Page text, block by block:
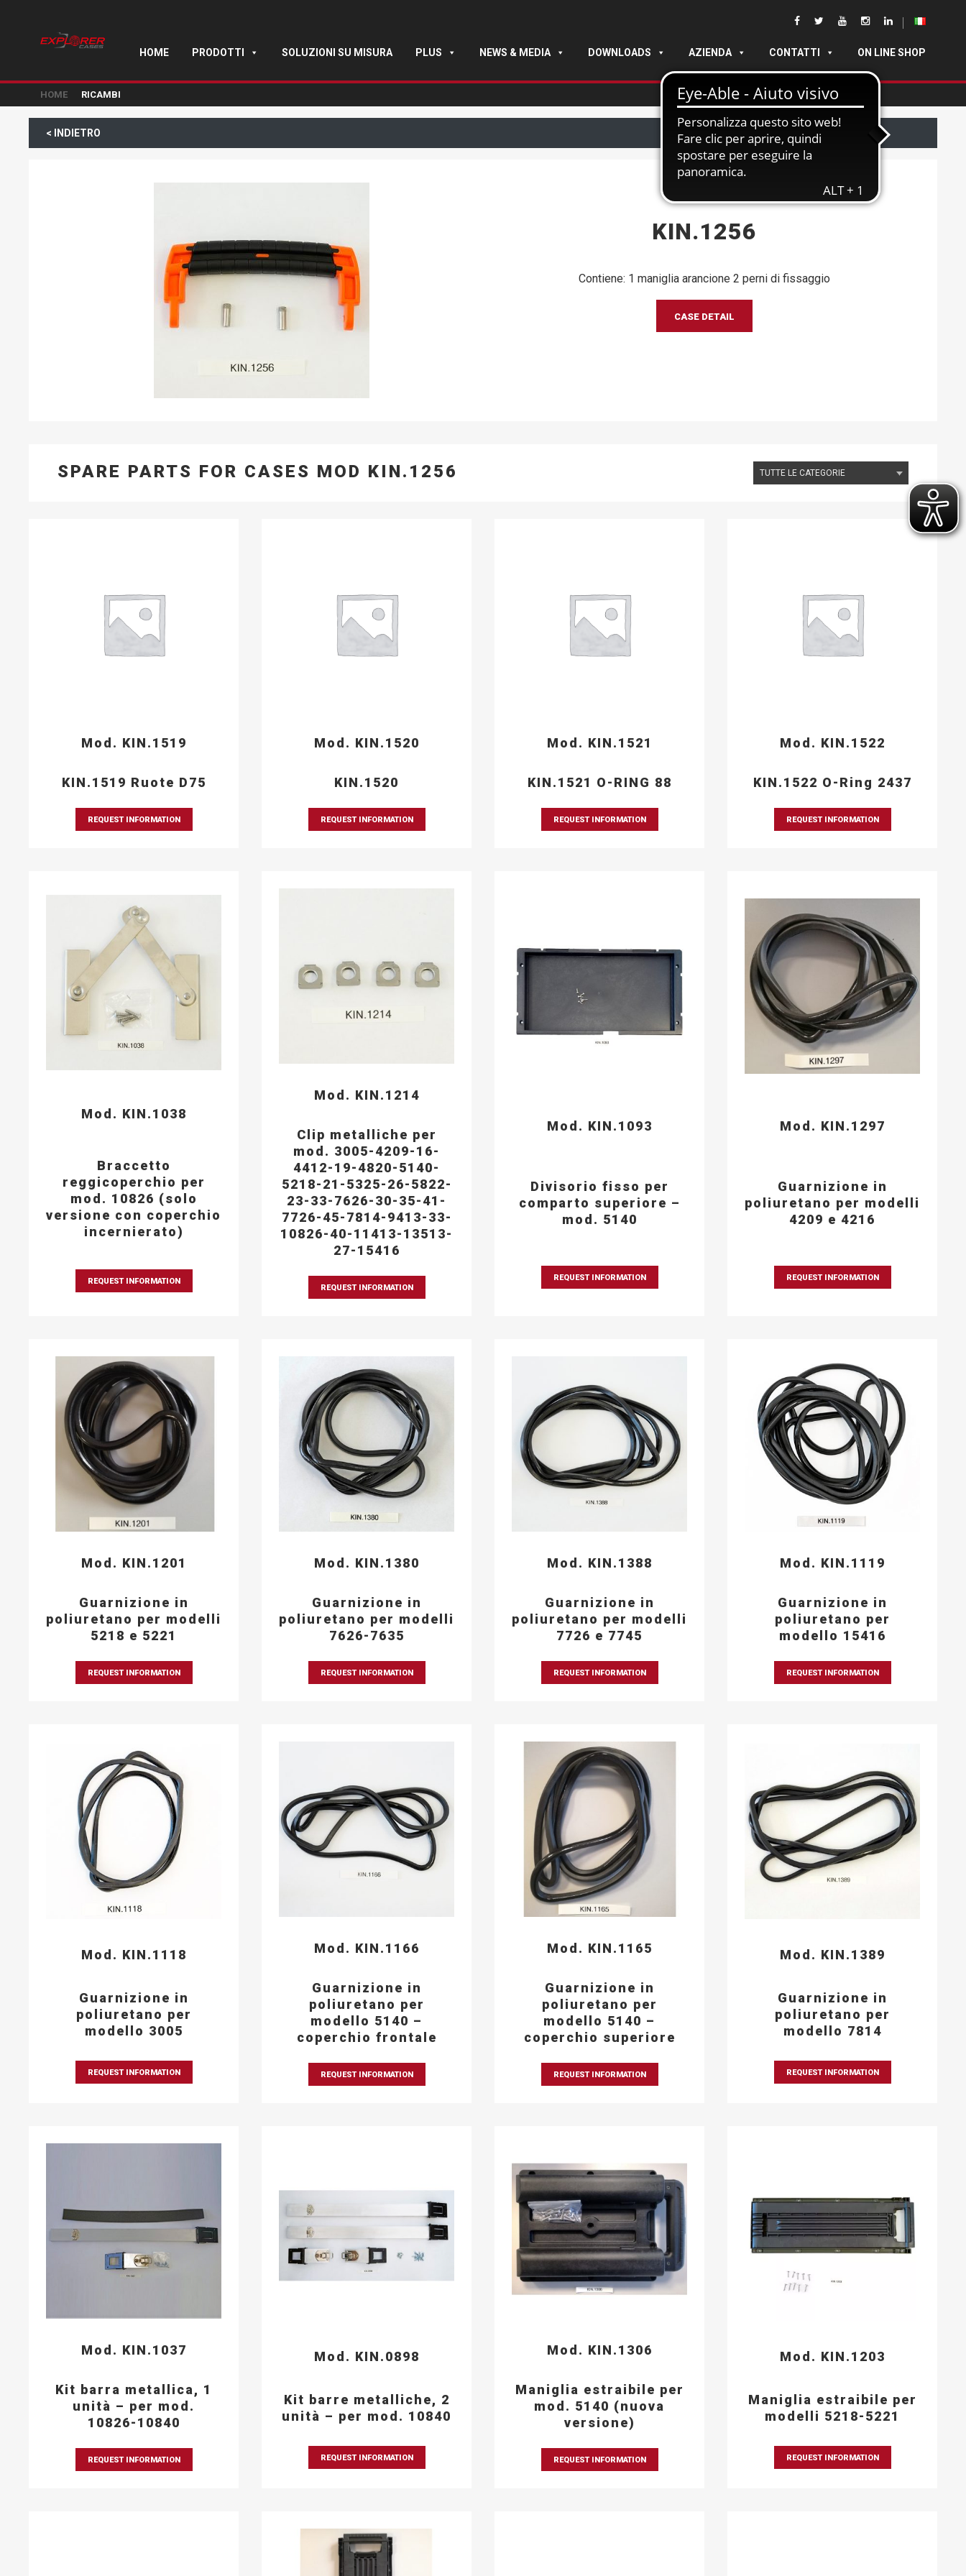
HOME PRODOTTI SOLUZIONI SU MISURA PLUS NEWS & MEDIA DOWNLOADS AZIENDA CONTATTI ON LINE SHOP
HOME RICAMBI
< INDIETRO
KIN.1256
Contiene: 1 maniglia arancione 2 perni di fissaggio
CASE DETAIL
SPARE PARTS FOR CASES MOD KIN.1256
Mod. KIN.1519
KIN.1519 Ruote D75
REQUEST INFORMATION
Mod. KIN.1520
KIN.1520
REQUEST INFORMATION
Mod. KIN.1521
KIN.1521 O-RING 88
REQUEST INFORMATION
Mod. KIN.1522
KIN.1522 O-Ring 2437
REQUEST INFORMATION
Mod. KIN.1038
Braccetto
reggicoperchio per
mod. 10826 (solo
versione con coperchio
incernierato)
REQUEST INFORMATION
Mod. KIN.1214
Clip metalliche per
mod. 3005-4209-16-
4412-19-4820-5140-
5218-21-5325-26-5822-
23-33-7626-30-35-41-
7726-45-7814-9413-33-
10826-40-11413-13513-
27-15416
REQUEST INFORMATION
Mod. KIN.1093
Divisorio fisso per
comparto superiore –
mod. 5140
REQUEST INFORMATION
Mod. KIN.1297
Guarnizione in
poliuretano per modelli
4209 e 4216
REQUEST INFORMATION
Mod. KIN.1201
Guarnizione in
poliuretano per modelli
5218 e 5221
REQUEST INFORMATION
Mod. KIN.1380
Guarnizione in
poliuretano per modelli
7626-7635
REQUEST INFORMATION
Mod. KIN.1388
Guarnizione in
poliuretano per modelli
7726 e 7745
REQUEST INFORMATION
Mod. KIN.1119
Guarnizione in
poliuretano per
modello 15416
REQUEST INFORMATION
Mod. KIN.1118
Guarnizione in
poliuretano per
modello 3005
REQUEST INFORMATION
Mod. KIN.1166
Guarnizione in
poliuretano per
modello 5140 –
coperchio frontale
REQUEST INFORMATION
Mod. KIN.1165
Guarnizione in
poliuretano per
modello 5140 –
coperchio superiore
REQUEST INFORMATION
Mod. KIN.1389
Guarnizione in
poliuretano per
modello 7814
REQUEST INFORMATION
Mod. KIN.1037
Kit barra metallica, 1
unità – per mod.
10826-10840
REQUEST INFORMATION
Mod. KIN.0898
Kit barre metalliche, 2
unità – per mod. 10840
REQUEST INFORMATION
Mod. KIN.1306
Maniglia estraibile per
mod. 5140 (nuova
versione)
REQUEST INFORMATION
Mod. KIN.1203
Maniglia estraibile per
modelli 5218-5221
REQUEST INFORMATION